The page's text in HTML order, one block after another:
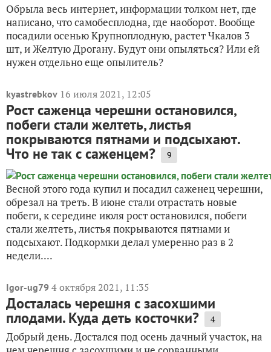
Обрыла весь интернет, информации толком нет, где
написано, что самобесплодна, где наоборот. Вообще
посадили осенью Крупноплодную, растет Чкалов 3
шт, и Желтую Дрогану. Будут они опыляться? Или ей
нужен отдельно еще опылитель?
kyastrebkov 16 июля 2021, 12:05
Рост саженца черешни остановился,
побеги стали желтеть, листья
покрываются пятнами и подсыхают.
Что не так с саженцем? 9
Весной этого года купил и посадил саженец черешни,
обрезал на треть. В июне стали отрастать новые
побеги, к середине июля рост остановился, побеги
стали желтеть, листья покрываются пятнами и
подсыхают. Подкормки делал умеренно раз в 2
недели....
Igor-ug79 4 октября 2021, 11:35
Досталась черешня с засохшими
плодами. Куда деть косточки? 4
Добрый день. Достался под осень дачный участок, на